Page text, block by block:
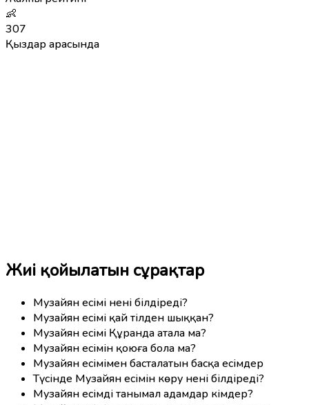
👶
307
Қыздар арасында
Жиі қойылатын сұрақтар
Музайян есімі нені білдіреді?
Музайян есімі қай тілден шыққан?
Музайян есімі Құранда атала ма?
Музайян есімін қоюға бола ма?
Музайян есімімен басталатын басқа есімдер
Түсінде Музайян есімін көру нені білдіреді?
Музайян есімді танымал адамдар кімдер?